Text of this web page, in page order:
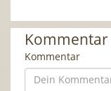
Kommentar